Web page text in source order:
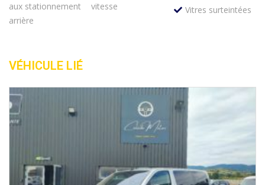
aux stationnement
arrière
vitesse
Vitres surteintées
VÉHICULE LIÉ